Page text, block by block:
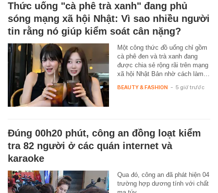
Thức uống "cà phê trà xanh" đang phủ
sóng mạng xã hội Nhật: Vì sao nhiều người
tin rằng nó giúp kiểm soát cân nặng?
Một công thức đồ uống chỉ gồm
cà phê đen và trà xanh đang
được chia sẻ rộng rãi trên mạng
xã hội Nhật Bản nhờ cách làm…
BEAUTY & FASHION - 5 giờ trước
Đúng 00h20 phút, công an đồng loạt kiểm
tra 82 người ở các quán internet và
karaoke
Qua đó, công an đã phát hiện 04
trường hợp dương tính với chất